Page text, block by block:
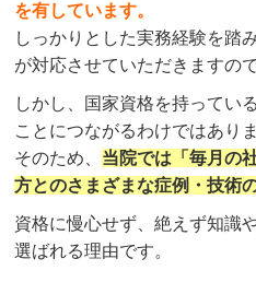
を有しています。
しっかりとした実務経験を踏
が対応させていただきますの
しかし、国家資格を持ってい
ことにつながるわけではあり
そのため、 当院では「毎月の
方とのさまざまな症例・技術
資格に慢心せず、絶えず知識
選ばれる理由です。